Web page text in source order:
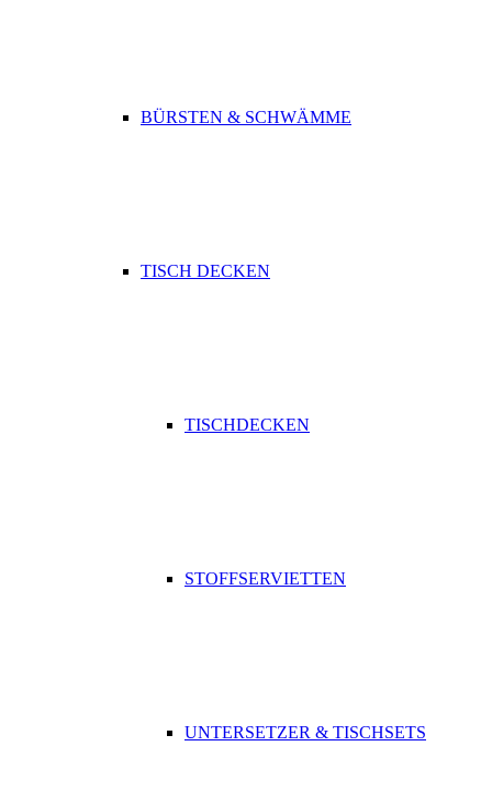
BÜRSTEN & SCHWÄMME
TISCH DECKEN
TISCHDECKEN
STOFFSERVIETTEN
UNTERSETZER & TISCHSETS